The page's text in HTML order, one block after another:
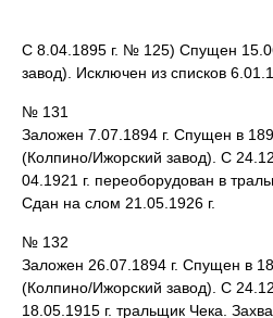
С 8.04.1895 г. № 125) Спущен
завод). Исключен из списков
№ 131
Заложен 7.07.1894 г. Спущен в
(Колпино/Ижорский завод). С
04.1921 г. переоборудован в
Сдан на слом 21.05.1926 г.
№ 132
Заложен 26.07.1894 г. Спущен в
(Колпино/Ижорский завод). С
18.05.1915 г. тральщик Чека.